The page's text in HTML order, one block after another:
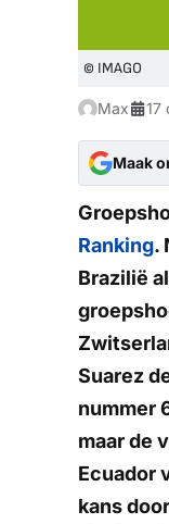
© IMAGO
Max 17
Maak
Ranking.
Brazilië
Suarez
nummer
maar de
Ecuador
kans